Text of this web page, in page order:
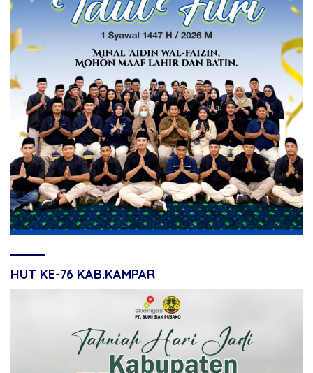
HUT KE-76 KAB.KAMPAR